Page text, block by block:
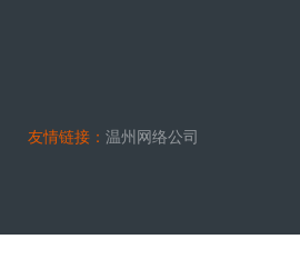
友情链接： 温州网络公司